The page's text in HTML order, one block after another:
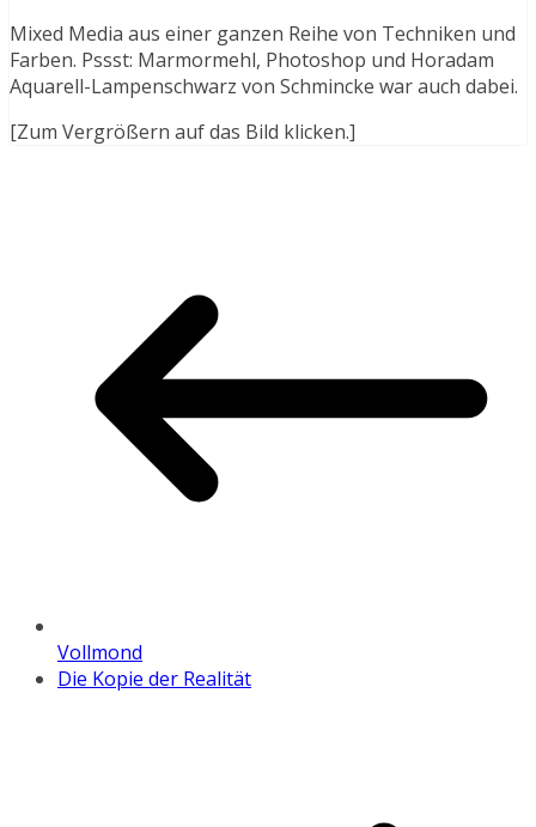
Mixed Media aus einer ganzen Reihe von Techniken und
Farben. Pssst: Marmormehl, Photoshop und Horadam
Aquarell-Lampenschwarz von Schmincke war auch dabei.
[Zum Vergrößern auf das Bild klicken.]
Vollmond
Die Kopie der Realität